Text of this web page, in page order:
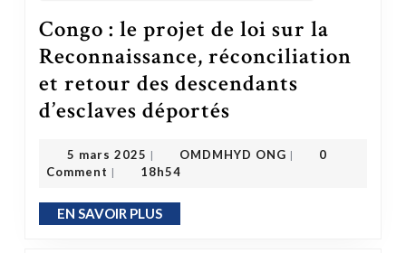
Congo : le projet de loi sur la
Reconnaissance, réconciliation
et retour des descendants
d’esclaves déportés
5 mars 2025 5 mars 2025
| OMDMHYD ONG |
0
Comment | 18h54
EN SAVOIR PLUSEN SAVOIR PLUS